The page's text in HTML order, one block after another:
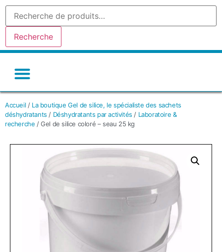
Recherche
Accueil / La boutique Gel de silice, le spécialiste des sachets
déshydratants / Déshydratants par activités / Laboratoire &
recherche / Gel de silice coloré – seau 25 kg